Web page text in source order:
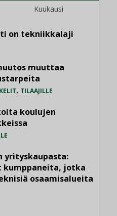
Kuukausi
on tekniikkalaji
muuttaa
, TILAAJILLE
koulujen
yrityskaupasta:
kumppaneita, jotka
osaamisalueita